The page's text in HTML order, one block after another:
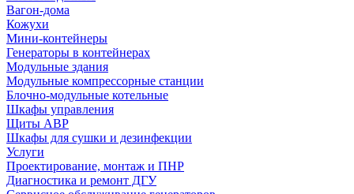
Вагон-дома
Кожухи
Мини-контейнеры
Генераторы в контейнерах
Модульные здания
Модульные компрессорные станции
Блочно-модульные котельные
Шкафы управления
Щиты АВР
Шкафы для сушки и дезинфекции
Услуги
Проектирование, монтаж и ПНР
Диагностика и ремонт ДГУ